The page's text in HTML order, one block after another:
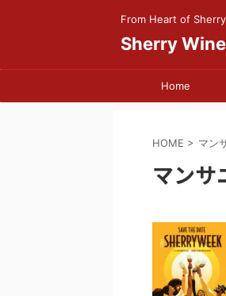
From Heart of
Sherry
Home
HOME > マン
マンサ